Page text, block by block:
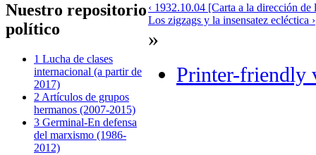
Nuestro repositorio
político
1 Lucha de clases
internacional (a partir de
2017)
2 Artículos de grupos
hermanos (2007-2015)
3 Germinal-En defensa
del marxismo (1986-
2012)
‹ 1932.10.04 [Carta a la dirección
Los zigzags y la insensatez ecléctica ›
»
Printer-friendly